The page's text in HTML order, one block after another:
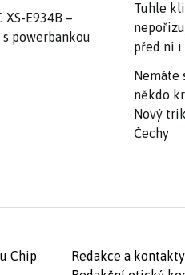
XS-E934B –
powerbankou
Tuhle
před ní i
Nemáte
někdo
Nový
Čechy
Chip
Redakce a kontakty